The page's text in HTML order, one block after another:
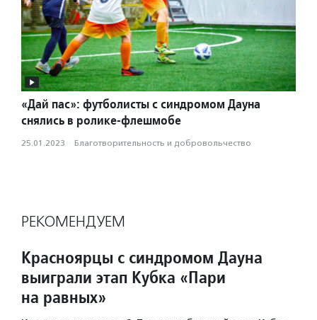
«Дай пас»: футболисты с синдромом Дауна
снялись в ролике-флешмобе
25.01.2023 · Благотвори­тель­ность и доброволь­чест­во
РЕКОМЕНДУЕМ
Красноярцы с синдромом Дауна
выиграли этап Кубка «Пари
на равных»